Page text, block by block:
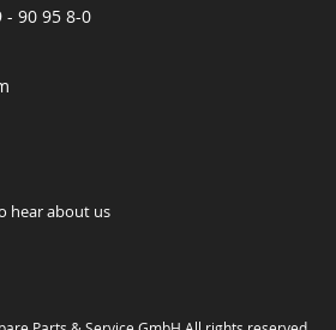
- 90 95 8-0
hear about us